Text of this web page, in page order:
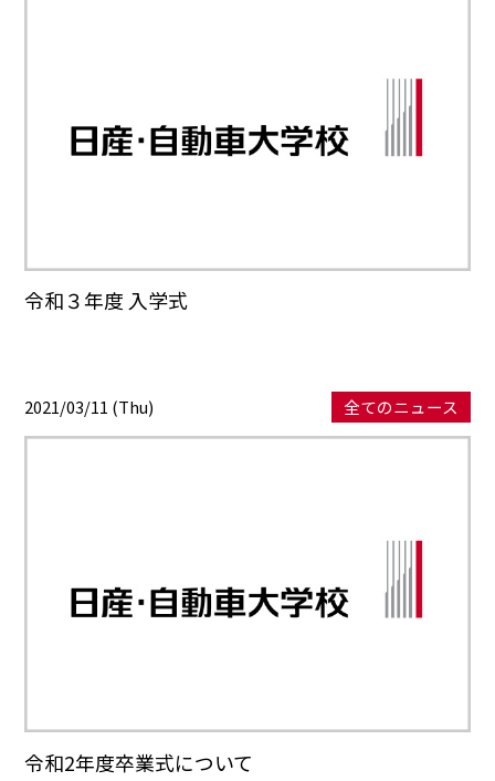
令和３年度 入学式
2021/03/11 (Thu) 全てのニュース
令和2年度卒業式について